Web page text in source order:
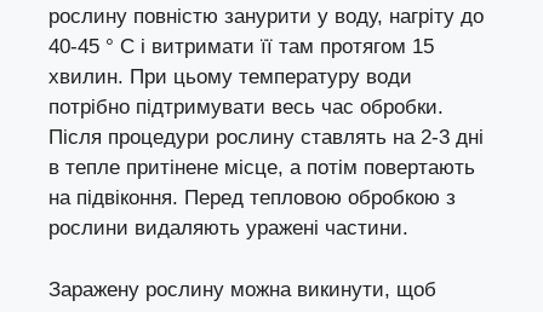
рослину повністю занурити у воду, нагріту до
40-45 ° С і витримати її там протягом 15
хвилин. При цьому температуру води
потрібно підтримувати весь час обробки.
Після процедури рослину ставлять на 2-3 дні
в тепле притінене місце, а потім повертають
на підвіконня. Перед тепловою обробкою з
рослини видаляють уражені частини.
Заражену рослину можна викинути, щоб